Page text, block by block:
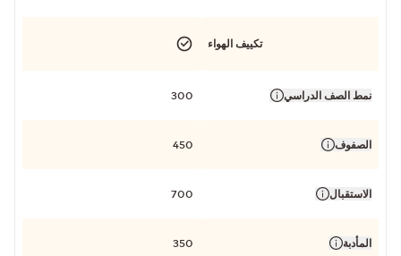
تكييف الهواء
نمط الصف الدراسي 300
الصفوف 450
الاستقبال 700
المأدبة 350